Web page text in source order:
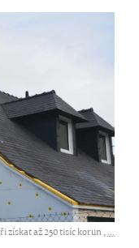
získat až 250 tisíc korun ,...